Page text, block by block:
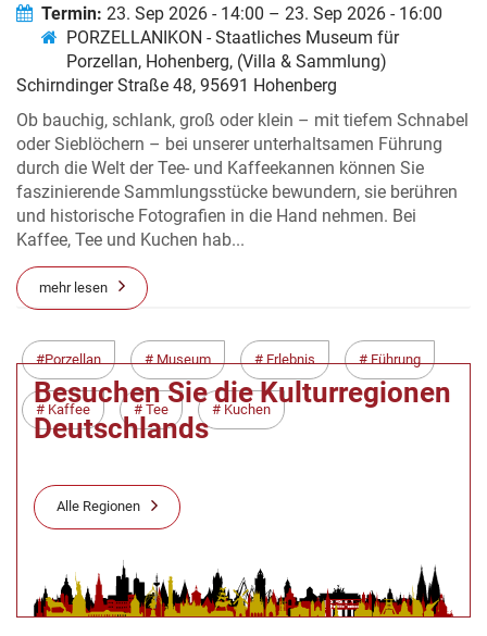
VERANSTALTUNG FÜR MENSCHEN
MIT DEMENZ
Termin: 23. Sep 2026 - 14:00 – 23. Sep 2026 - 16:00
PORZELLANIKON - Staatliches Museum für
Porzellan, Hohenberg, (Villa & Sammlung)
Schirndinger Straße 48, 95691 Hohenberg
Ob bauchig, schlank, groß oder klein – mit tiefem Schnabel
oder Sieblöchern – bei unserer unterhaltsamen Führung
durch die Welt der Tee- und Kaffeekannen können Sie
faszinierende Sammlungsstücke bewundern, sie berühren
und historische Fotografien in die Hand nehmen. Bei
Kaffee, Tee und Kuchen hab...
mehr lesen
Porzellan Museum Erlebnis Führung
Kaffee Tee Kuchen
Besuchen Sie die Kulturregionen
Deutschlands
Alle Regionen